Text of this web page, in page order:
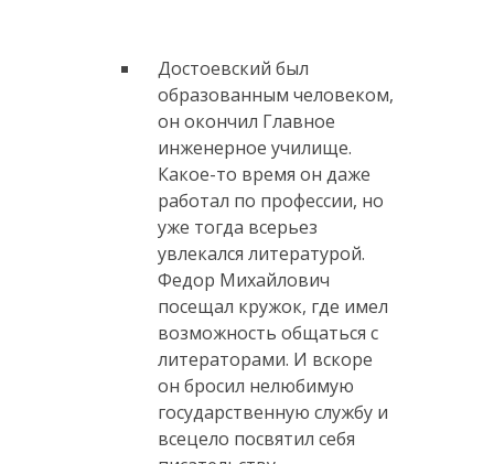
Достоевский был
образованным человеком,
он окончил Главное
инженерное училище.
Какое-то время он даже
работал по профессии, но
уже тогда всерьез
увлекался литературой.
Федор Михайлович
посещал кружок, где имел
возможность общаться с
литераторами. И вскоре
он бросил нелюбимую
государственную службу и
всецело посвятил себя